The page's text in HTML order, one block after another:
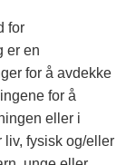
for
er en
for å avdekke
for å
eller i
liv, fysisk og/eller